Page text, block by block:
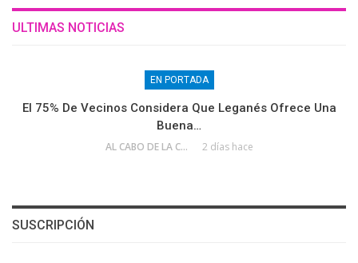
ULTIMAS NOTICIAS
EN PORTADA
El 75% De Vecinos Considera Que Leganés Ofrece Una
Buena…
AL CABO DE LA CALLE 2 días hace
SUSCRIPCIÓN